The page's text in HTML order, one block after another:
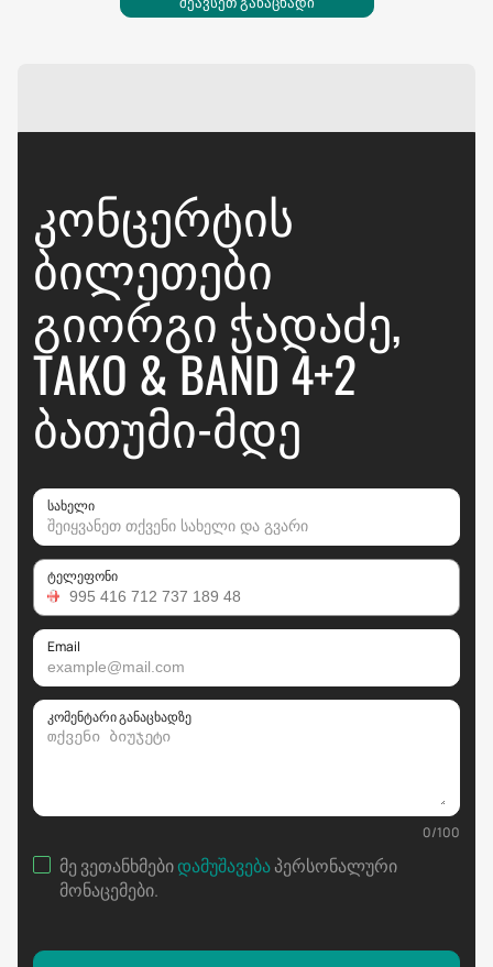
ᲙᲝᲜᲪᲔᲠᲢᲘᲡ
ᲑᲘᲚᲔᲗᲔᲑᲘ
ᲒᲘᲝᲠᲒᲘ ᲭᲐᲓᲐᲫᲔ,
TAKO & BAND 4+2
ᲑᲐᲗᲣᲛᲘ-ᲛᲓᲔ
სახელი
ტელეფონი
Email
კომენტარი განაცხადზე
0/100
მე ვეთანხმებიდამუშავებაპერსონალური
მონაცემები.